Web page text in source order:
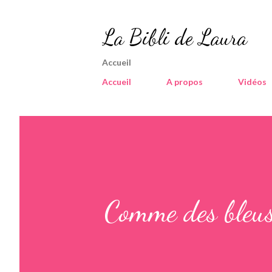
La Bibli de Laura
Accueil
Accueil
A propos Vidéos
Comme des